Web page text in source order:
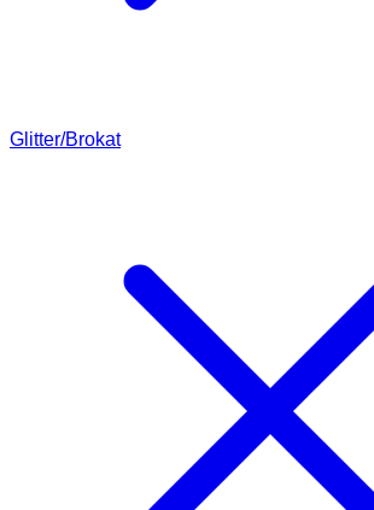
Glitter/Brokat